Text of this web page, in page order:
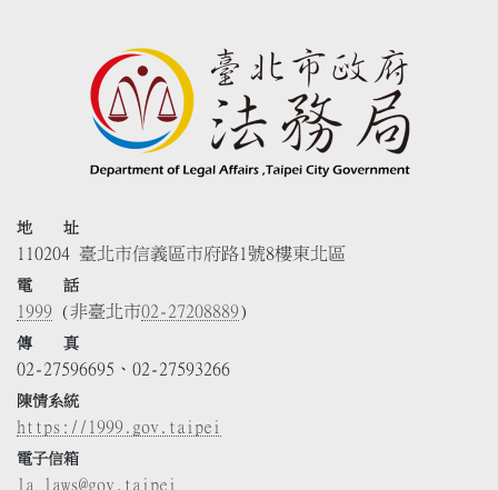
地 址
110204 臺北市信義區市府路1號8樓東北區
電 話
1999 (非臺北市02-27208889)
傳 真
02-27596695、02-27593266
陳情系統
https://1999.gov.taipei
電子信箱
la_laws@gov.taipei